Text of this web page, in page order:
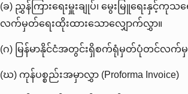
(ခ) ညွှန်ကြားရေးမှူးချုပ်၊ မွေးမြူရေးနှင့်ကု
လက်မှတ်ရေးထိုးထားသောလျှောက်လွှာ။
(ဂ) မြန်မာနိုင်ငံအတွင်းရှိစက်ရုံမှတ်ပုံတင်လက်မှတ်
(ဃ) ကုန်ပစ္စည်းအမှာလွှာ (Proforma Invoice)